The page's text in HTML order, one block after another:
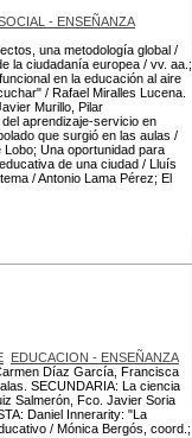
- ENSEÑANZA
una metodología global /
la ciudadanía europea / vv. aa.;
en la educación al aire
/ Rafael Miralles Lucena.
Murillo, Pilar
aprendizaje-servicio en
que surgió en las aulas /
Una oportunidad para
de una ciudad / Lluís
/ Antonio Lama Pérez; El
EDUCACION - ENSEÑANZA
Díaz García, Francisca
SECUNDARIA: La ciencia
Salmerón, Fco. Javier Soria
Daniel Innerarity: "La
/ Mónica Bergós, coord.;